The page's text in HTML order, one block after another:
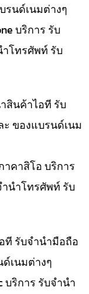
รนด์เนมต่างๆ
บริการ รับ
โทรศัพท์ รับ
สินค้าไอที รับ
ของแบรนด์เนม
คาสิโอ บริการ
นำโทรศัพท์ รับ
ที รับจำนำมือถือ
เนมต่างๆ
บริการ รับจำนำ